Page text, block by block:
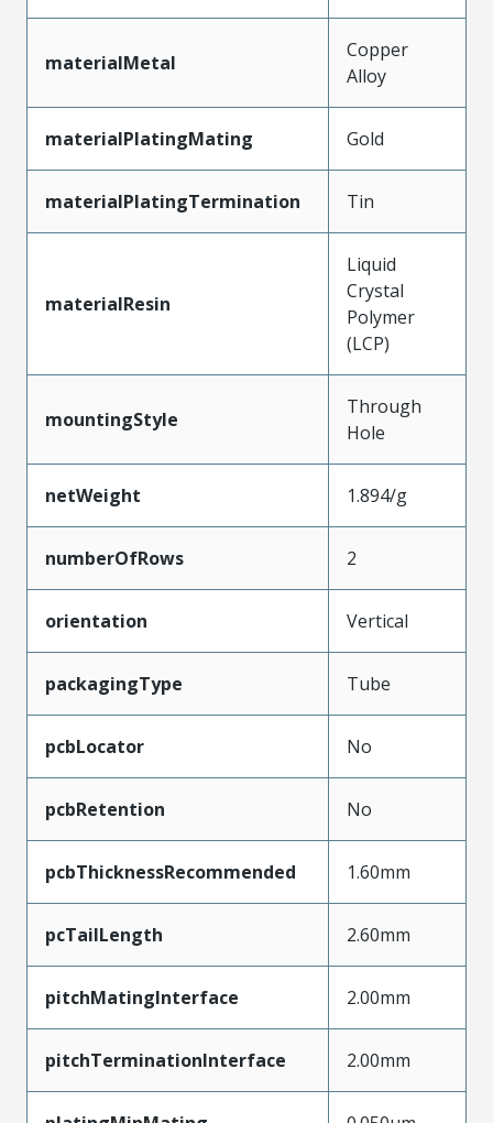
materialMetal
Copper
Alloy
materialPlatingMating Gold
materialPlatingTermination Tin
materialResin
Liquid
Crystal
Polymer
(LCP)
mountingStyle
Through
Hole
netWeight 1.894/g
numberOfRows 2
orientation Vertical
packagingType Tube
pcbLocator No
pcbRetention No
pcbThicknessRecommended 1.60mm
pcTailLength 2.60mm
pitchMatingInterface 2.00mm
pitchTerminationInterface 2.00mm